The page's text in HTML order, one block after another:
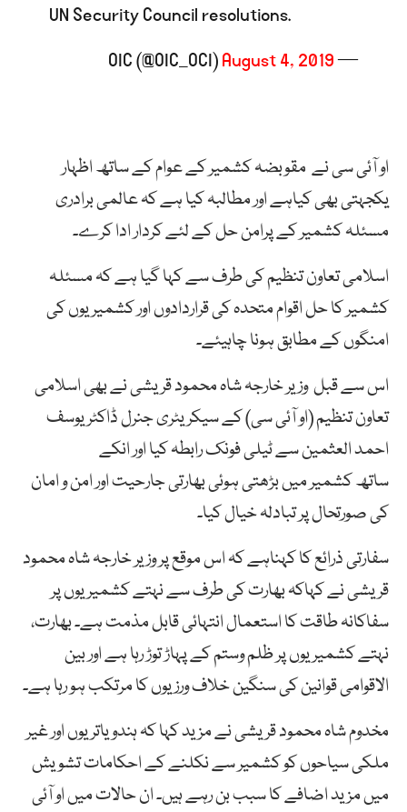
UN Security Council resolutions.
— OIC (@OIC_OCI)
August 4, 2019
او آئی سی نے مقوبضہ کشمیر کے عوام کے ساتھ اظہار
یکجہتی بھی کیاہے اور مطالبہ کیا ہے کہ عالمی برادری
مسئلہ کشمیر کے پرامن حل کے لئے کردار ادا کرے۔
اسلامی تعاون تنظیم کی طرف سے کہا گیا ہے کہ مسئلہ
کشمیر کا حل اقوام متحدہ کی قراردادوں اور کشمیریوں کی
امنگوں کے مطابق ہونا چاہیئے۔
اس سے قبل وزیر خارجہ شاہ محمود قریشی نے بھی اسلامی
تعاون تنظیم (او آئی سی) کے سیکریٹری جنرل ڈاکٹر یوسف
احمد العثمین سے ٹیلی فونک رابطہ کیا اور انکے
ساتھ کشمیر میں بڑھتی ہوئی بھارتی جارحیت اور امن و امان
کی صورتحال پر تبادلہ خیال کیا۔
سفارتی ذرائع کا کہناہے کہ اس موقع پر وزیر خارجہ شاہ محمود
قریشی نے کہاکہ بھارت کی طرف سے نہتے کشمیریوں پر
سفاکانہ طاقت کا استعمال انتہائی قابل مذمت ہے۔ بھارت،
نہتے کشمیریوں پر ظلم وستم کے پہاڑ توڑ رہا ہے اور بین
الاقوامی قوانین کی سنگین خلاف ورزیوں کا مرتکب ہو رہا ہے۔
مخدوم شاہ محمود قریشی نے مزید کہا کہ ہندو یاتریوں اور غیر
ملکی سیاحوں کو کشمیر سے نکلنے کے احکامات تشویش
میں مزید اضافے کا سبب بن رہے ہیں۔ ان حالات میں او آئی